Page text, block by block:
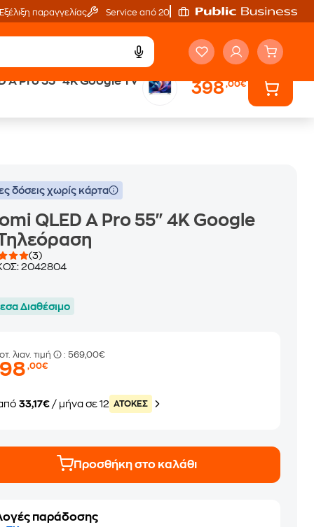
Εξέλιξη παραγγελίας Service από 20'
A Pro 55" 4K Google TV 398,00€
Άτοκες Δόσεις
δόσεις χωρίς κάρτα
QLED A Pro 55" 4K Google
(3)
2042804
Διαθέσιμο
λιαν. τιμή : 569,00€
,00€
33,17€ / μήνα σε 12 ATOKEΣ
Προσθήκη στο καλάθι
παράδοσης